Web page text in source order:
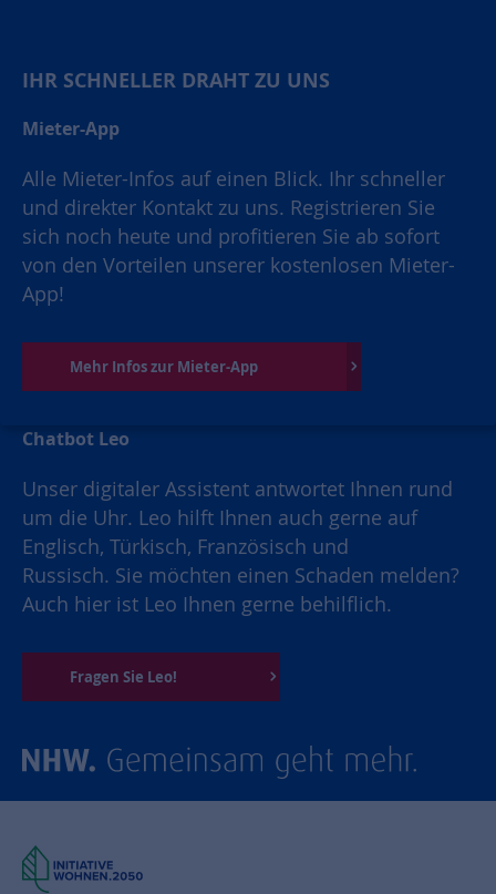
IHR SCHNELLER DRAHT ZU UNS
Mieter-App
Alle Mieter-Infos auf einen Blick. Ihr schneller
und direkter Kontakt zu uns. Registrieren Sie
sich noch heute und profitieren Sie ab sofort
von den Vorteilen unserer kostenlosen Mieter-
App!
Mehr Infos zur Mieter-App
Chatbot Leo
Unser digitaler Assistent antwortet Ihnen rund
um die Uhr. Leo hilft Ihnen auch gerne auf
Englisch, Türkisch, Französisch und
Russisch. Sie möchten einen Schaden melden?
Auch hier ist Leo Ihnen gerne behilflich.
Fragen Sie Leo!